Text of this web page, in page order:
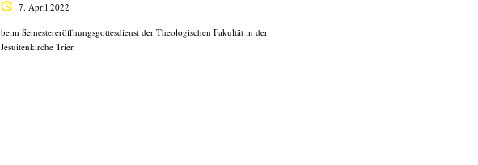
7. April 2022
beim Semestereröffnungsgottesdienst der Theologischen Fakultät in der
Jesuitenkirche Trier.